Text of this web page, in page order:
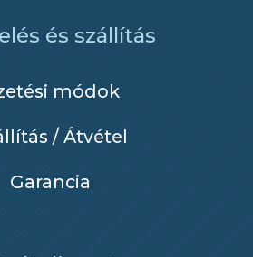
és szállítás
módok
/ Átvétel
Garancia